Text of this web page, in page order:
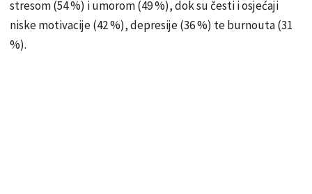
stresom (54 %) i umorom (49 %), dok su česti i osjećaji
niske motivacije (42 %), depresije (36 %) te burnouta (31
%).